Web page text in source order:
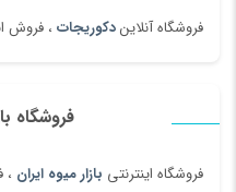
فروشگاه آنلایندکوریجات ، فروش
فروشگاه
فروشگاه اینترنتی بازار میوه ایران